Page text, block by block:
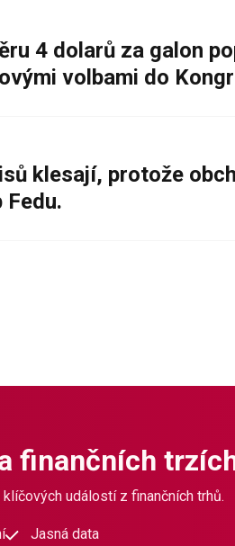
4 dolarů za galon
volbami do
klesají, protože
finančních
událostí z finančních trhů.
Jasná data